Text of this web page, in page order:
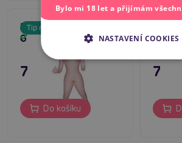
Tip na dárek
Boss Series Single
Girl Love Doll
Skladem
795 Kč
Do košíku
Love
795
Bylo mi 18 let a přijímám
NASTAVENÍ COOKIES